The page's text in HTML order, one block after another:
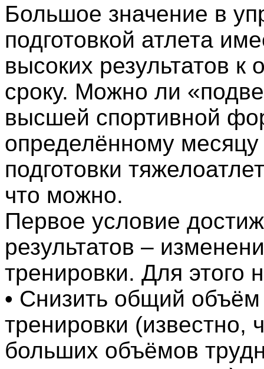
Большое значение в
подготовкой атлета
высоких результатов к
сроку. Можно ли
высшей спортивной
определённому
подготовки
что можно.
Первое условие
результатов –
тренировки. Для этого
• Снизить общий
тренировки (известно,
больших объёмов